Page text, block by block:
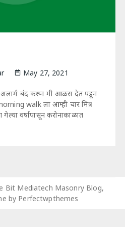
May 27, 2021
अलार्म बंद करुन मी आळस देत पडून
walk ला आम्ही चार मित्र
वर्षापासून करोनाकाळात
Bit Mediatech Masonry Blog,
by Perfectwpthemes